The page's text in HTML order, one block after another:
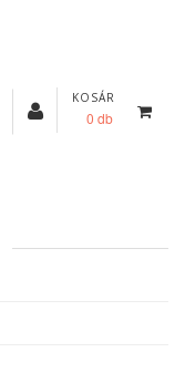
KOSÁR
0 db